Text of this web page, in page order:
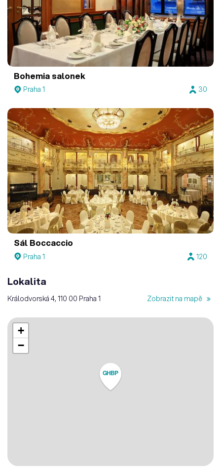
Bohemia salonek
Praha 1 30
Sál Boccaccio
Praha 1 120
Lokalita
Králodvorská 4, 110 00 Praha 1 Zobrazit na mapě
GHBP
+
−